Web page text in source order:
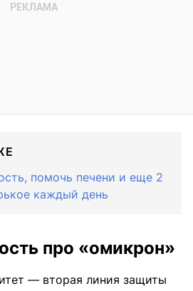
помочь печени и еще 2
каждый день
про «омикрон»
— вторая линия защиты